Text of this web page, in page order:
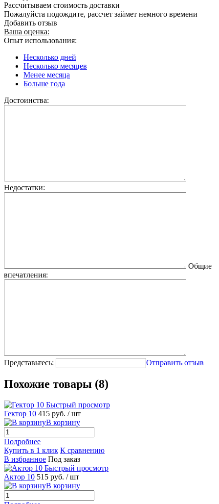
Рассчитываем стоимость доставки
Пожалуйста подождите, рассчет займет немного времени
Добавить отзыв
Ваша оценка:
Опыт использования:
Несколько дней
Несколько месяцев
Менее месяца
Больше года
Достоинства:
Недостатки:
Общие
впечатления:
Представьтесь: Отправить отзыв
Похожие товары (8)
Быстрый просмотр
Гектор 10 415 руб. / шт
В корзину
Подробнее
Купить в 1 клик К сравнению
В избранное Под заказ
Быстрый просмотр
Актор 10 515 руб. / шт
В корзину